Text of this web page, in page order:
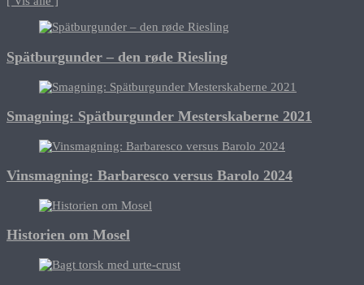
Spätburgunder – den røde Riesling
Smagning: Spätburgunder Mesterskaberne 2021
Vinsmagning: Barbaresco versus Barolo 2024
Historien om Mosel